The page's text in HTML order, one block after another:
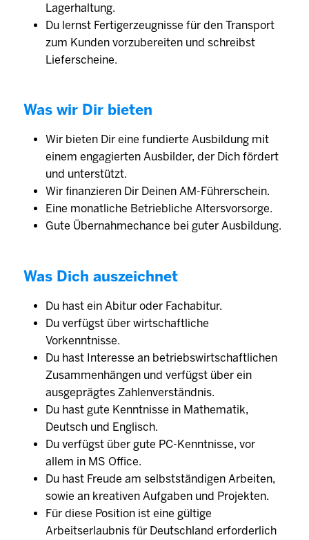
Lagerhaltung.
Du lernst Fertigerzeugnisse für den Transport
zum Kunden vorzubereiten und schreibst
Lieferscheine.
Was wir Dir bieten
Wir bieten Dir eine fundierte Ausbildung mit
einem engagierten Ausbilder, der Dich fördert
und unterstützt.
Wir finanzieren Dir Deinen AM-Führerschein.
Eine monatliche Betriebliche Altersvorsorge.
Gute Übernahmechance bei guter Ausbildung.
Was Dich auszeichnet
Du hast ein Abitur oder Fachabitur.
Du verfügst über wirtschaftliche
Vorkenntnisse.
Du hast Interesse an betriebswirtschaftlichen
Zusammenhängen und verfügst über ein
ausgeprägtes Zahlenverständnis.
Du hast gute Kenntnisse in Mathematik,
Deutsch und Englisch.
Du verfügst über gute PC-Kenntnisse, vor
allem in MS Office.
Du hast Freude am selbstständigen Arbeiten,
sowie an kreativen Aufgaben und Projekten.
Für diese Position ist eine gültige
Arbeitserlaubnis für Deutschland erforderlich